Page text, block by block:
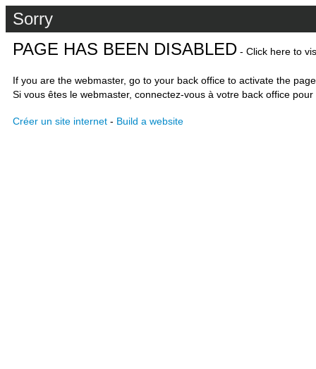
Sorry
PAGE HAS BEEN DISABLED - Click here to
If you are the webmaster, go to your back office to activate the
Si vous êtes le webmaster, connectez-vous à votre back office
Créer un site internet - Build a website